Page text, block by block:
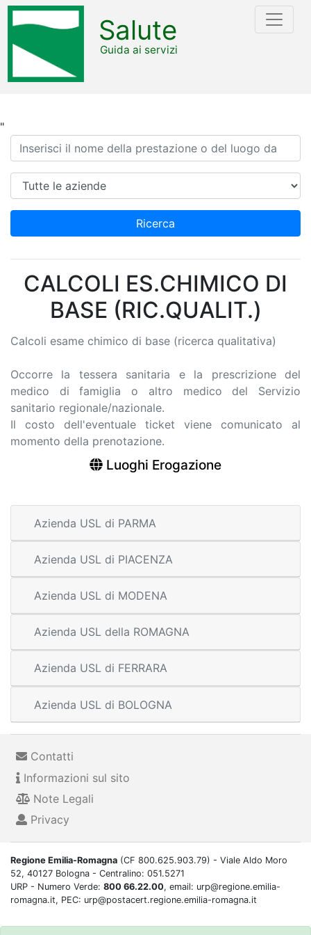
"
Salute
Guida ai servizi
Ricerca
Azienda
Ricerca
CALCOLI ES.CHIMICO DI
BASE (RIC.QUALIT.)
Calcoli esame chimico di base (ricerca qualitativa)
Occorre la tessera sanitaria e la prescrizione del
medico di famiglia o altro medico del Servizio
sanitario regionale/nazionale.
Il costo dell'eventuale ticket viene comunicato al
momento della prenotazione.
Luoghi Erogazione
Azienda USL di PARMA
Azienda USL di PIACENZA
Azienda USL di MODENA
Azienda USL della ROMAGNA
Azienda USL di FERRARA
Azienda USL di BOLOGNA
Contatti
Informazioni sul sito
Note Legali
Privacy
Regione Emilia-Romagna (CF 800.625.903.79) - Viale Aldo Moro
52, 40127 Bologna - Centralino: 051.5271
URP - Numero Verde: 800 66.22.00, email: urp@regione.emilia-
romagna.it, PEC: urp@postacert.regione.emilia-romagna.it